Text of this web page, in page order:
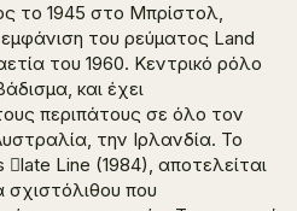
το 1945 στο Μπρίστολ,
του ρεύματος Land
του 1960. Κεντρικό ρόλο
και έχει
περιπάτους σε όλο τον
την Ιρλανδία. Το
􀁞late Line (1984), αποτελείται
που